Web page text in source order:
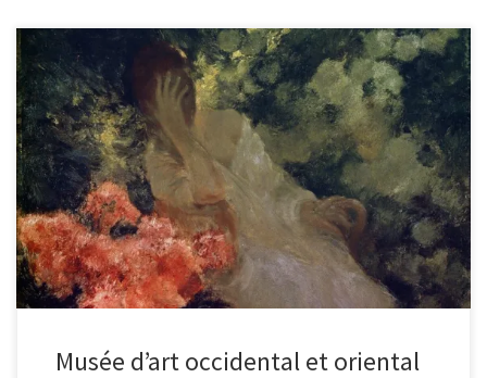
Dans le jardin, Huile sur toile Une jeune femme fatiguée se repose
à l’ombre des arbres, aux côtés de magnifiques […]
Musée d’art occidental et oriental